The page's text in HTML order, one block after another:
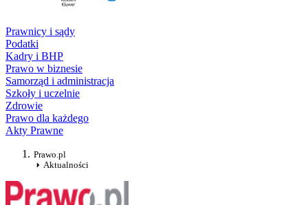
Prawnicy i sądy
Podatki
Kadry i BHP
Prawo w biznesie
Samorząd i administracja
Szkoły i uczelnie
Zdrowie
Prawo dla każdego
Akty Prawne
Prawo.pl
Aktualności